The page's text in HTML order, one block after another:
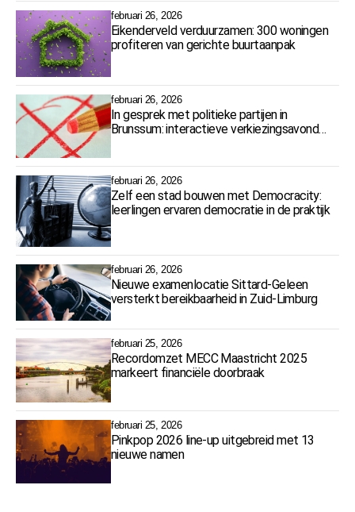
februari 26, 2026
Eikenderveld verduurzamen: 300 woningen
profiteren van gerichte buurtaanpak
februari 26, 2026
In gesprek met politieke partijen in
Brunssum: interactieve verkiezingsavond
februari 26, 2026
Zelf een stad bouwen met Democracity:
leerlingen ervaren democratie in de praktijk
februari 26, 2026
Nieuwe examenlocatie Sittard-Geleen
versterkt bereikbaarheid in Zuid-Limburg
februari 25, 2026
Recordomzet MECC Maastricht 2025
markeert financiële doorbraak
februari 25, 2026
Pinkpop 2026 line-up uitgebreid met 13
nieuwe namen